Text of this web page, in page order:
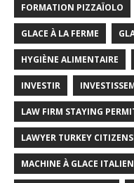
FORMATION PIZZAÏOLO
GLACE À LA FERME
HYGIÈNE ALIMENTAIRE
INVESTIR
LAW FIRM STAYING
LAWYER TURKEY
MACHINE À GLACE